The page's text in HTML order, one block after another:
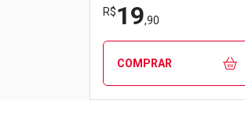
R$19,90
COMPRAR